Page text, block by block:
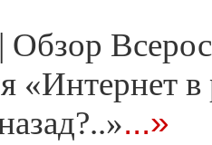
| Обзор
«Интернет
...»